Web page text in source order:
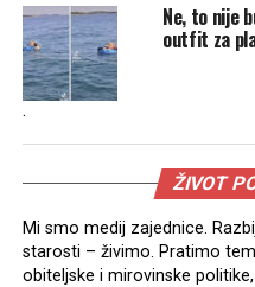
Ne, to nije
outfit za
.
ŽIVOT
Mi smo medij zajednice.
starosti – živimo. Pratimo
obiteljske i mirovinske